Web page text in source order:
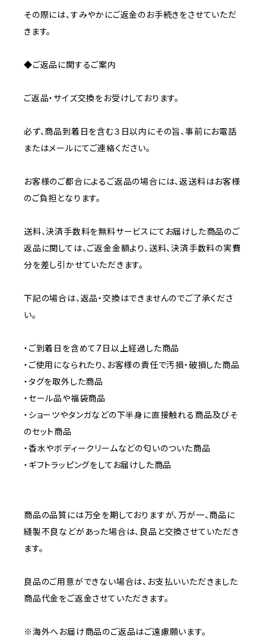
その際には、すみやかにご返金のお手続きをさせていただ
きます。
◆ご返品に関するご案内
ご返品・サイズ交換をお受けしております。
必ず、商品到着日を含む３日以内にその旨、事前にお電話
またはメールにてご連絡ください。
お客様のご都合によるご返品の場合には、返送料はお客様
のご負担となります。
送料、決済手数料を無料サービスにてお届けした商品のご
返品に関しては、ご返金金額より、送料、決済手数料の実費
分を差し引かせていただきます。
下記の場合は、返品・交換はできませんのでご了承くださ
い。
・ご到着日を含めて7日以上経過した商品
・ご使用になられたり、お客様の責任で汚損・破損した商品
・タグを取外した商品
・セール品や福袋商品
・ショーツやタンガなどの下半身に直接触れる商品及びそ
のセット商品
・香水やボディークリームなどの匂いのついた商品
・ギフトラッピングをしてお届けした商品
商品の品質には万全を期しておりますが、万が一、商品に
縫製不良などがあった場合は、良品と交換させていただき
ます。
良品のご用意ができない場合は、お支払いいただきました
商品代金をご返金させていただきます。
※海外へお届け商品のご返品はご遠慮願います。